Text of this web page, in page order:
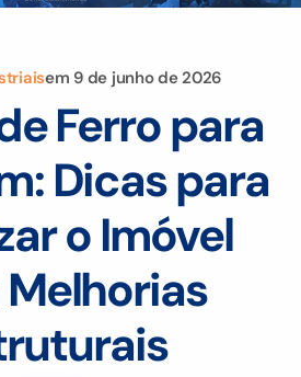
em 9 de junho de 2026
Ferro para
Dicas para
o Imóvel